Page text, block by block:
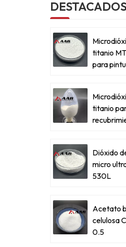
titanio
para
titanio
Dióxido
micro
530L
Acetato
celulosa
0.5